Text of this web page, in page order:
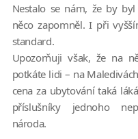
Nestalo se nám, že by
něco zapomněl. I při
standard.
Upozorňuji však, že na
potkáte lidi – na
cena za ubytování taká
příslušníky jednoho
národa.